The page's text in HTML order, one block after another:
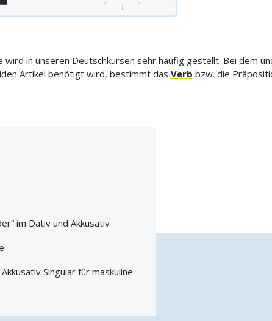
in unseren Deutschkursen sehr häufig gestellt. Bei dem
Artikel benötigt wird, bestimmt das Verb bzw. die
im Dativ und Akkusativ
Singular für maskuline